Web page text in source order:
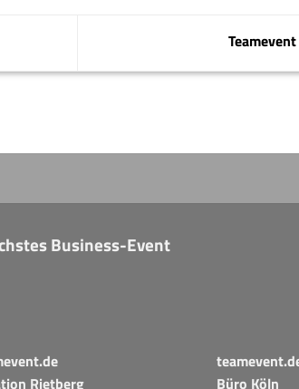
Business-Event
Rietberg
Büro Köln